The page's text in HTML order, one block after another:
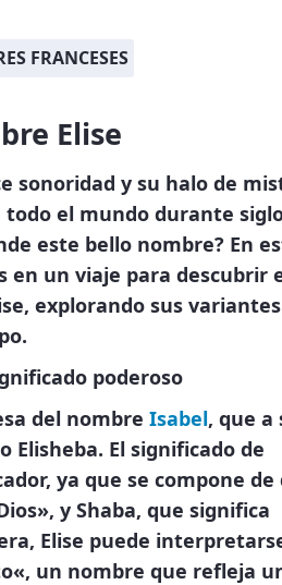
FRANCESES
Elise
sonoridad y su halo de
el mundo durante
este bello nombre? En
en un viaje para descubrir
explorando sus
poderoso
del nombre Isabel, que a
Elisheba. El significado de
ya que se compone de
y Shaba, que significa
Elise puede
«, un nombre que refleja